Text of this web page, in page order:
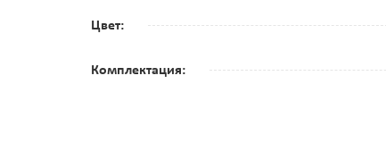
Цвет:
Комплектация: